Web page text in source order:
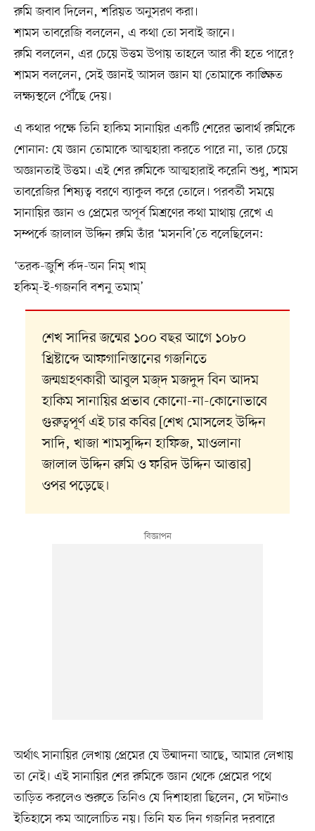
রুমি জবাব দিলেন, শরিয়ত অনুসরণ করা।
শামস তাবরেজি বললেন, এ কথা তো সবাই জানে।
রুমি বললেন, এর চেয়ে উত্তম উপায় তাহলে আর কী হতে পারে?
শামস বললেন, সেই জ্ঞানই আসল জ্ঞান যা তোমাকে কাঙ্ক্ষিত
লক্ষ্যস্থলে পৌঁছে দেয়।
এ কথার পক্ষে তিনি হাকিম সানায়ির একটি শেরের ভাবার্থ রুমিকে
শোনান: যে জ্ঞান তোমাকে আত্মহারা করতে পারে না, তার চেয়ে
অজ্ঞানতাই উত্তম। এই শের রুমিকে আত্মহারাই করেনি শুধু, শামস
তাবরেজির শিষ্যত্ব বরণে ব্যাকুল করে তোলে। পরবর্তী সময়ে
সানায়ির জ্ঞান ও প্রেমের অপূর্ব মিশ্রণের কথা মাথায় রেখে এ
সম্পর্কে জালাল উদ্দিন রুমি তাঁর ‘মসনবি’তে বলেছিলেন:
‘তরক-জুশি র্কদ-অন নিম্ খাম্
হকিম্-ই-গজনবি বশনু তমাম্’
শেখ সাদির জন্মের ১০০ বছর আগে ১০৮০
খ্রিষ্টাব্দে আফগানিস্তানের গজনিতে
জন্মগ্রহণকারী আবুল মজ্দ মজদুদ বিন আদম
হাকিম সানায়ির প্রভাব কোনো-না-কোনোভাবে
গুরুত্বপূর্ণ এই চার কবির [শেখ মোসলেহ উদ্দিন
সাদি, খাজা শামসুদ্দিন হাফিজ, মাওলানা
জালাল উদ্দিন রুমি ও ফরিদ উদ্দিন আত্তার]
ওপর পড়েছে।
অর্থাৎ সানায়ির লেখায় প্রেমের যে উন্মাদনা আছে, আমার লেখায়
তা নেই। এই সানায়ির শের রুমিকে জ্ঞান থেকে প্রেমের পথে
তাড়িত করলেও শুরুতে তিনিও যে দিশাহারা ছিলেন, সে ঘটনাও
ইতিহাসে কম আলোচিত নয়। তিনি যত দিন গজনির দরবারে